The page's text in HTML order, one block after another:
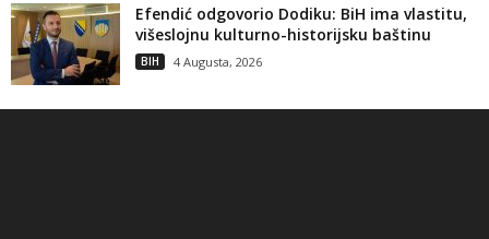
Efendić odgovorio Dodiku: BiH ima vlastitu,
višeslojnu kulturno-historijsku baštinu
BIH 4 Augusta, 2026